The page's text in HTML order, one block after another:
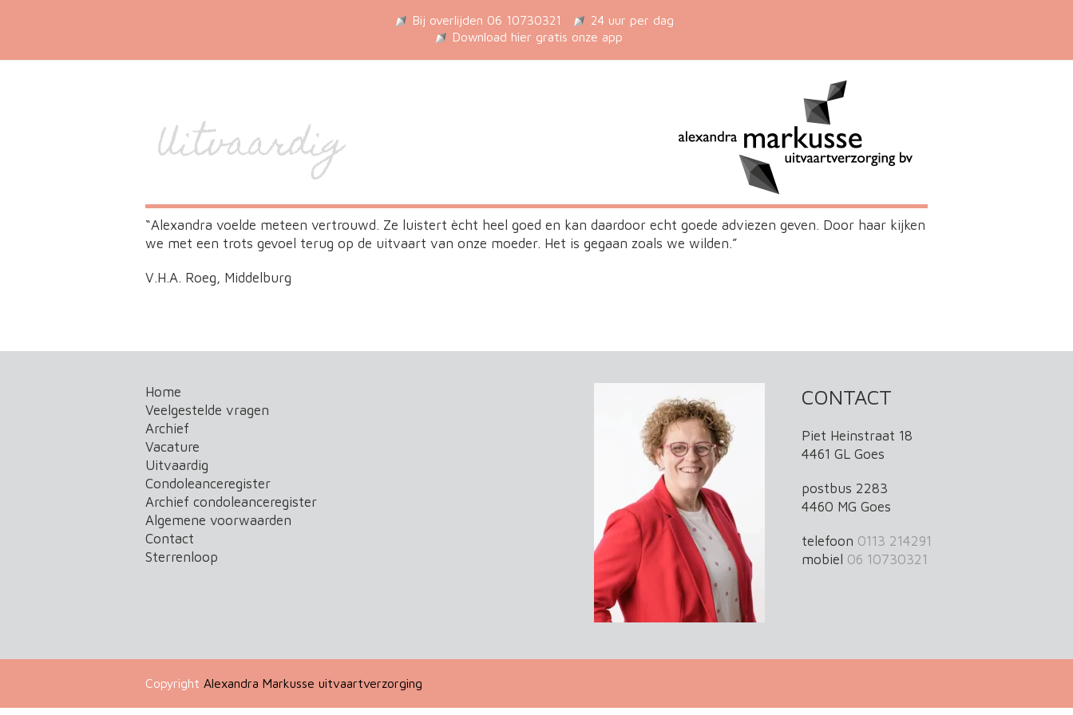
Bij overlijden 06 10730321
24 uur per dag
Download hier gratis onze app
Uitvaardig
“Alexandra voelde meteen vertrouwd. Ze luistert ècht heel goed en kan daardoor echt goede adviezen geven. Door haar kijken
we met een trots gevoel terug op de uitvaart van onze moeder. Het is gegaan zoals we wilden.”
V.H.A. Roeg, Middelburg
Home
Veelgestelde vragen
Archief
Vacature
Uitvaardig
Condoleanceregister
Archief condoleanceregister
Algemene voorwaarden
Contact
Sterrenloop
CONTACT
Piet Heinstraat 18
4461 GL Goes
postbus 2283
4460 MG Goes
telefoon 0113 214291
mobiel 06 10730321
Copyright Alexandra Markusse uitvaartverzorging